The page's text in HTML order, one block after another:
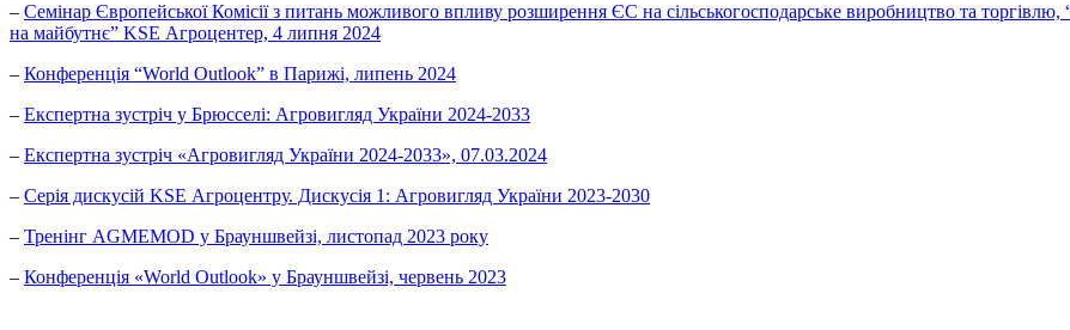
– Семінар Європейської Комісії з питань можливого впливу розширення ЄС на сільськогосподарське виробництво та
на майбутнє” KSE Агроцентер, 4 липня 2024
– Конференція “World Outlook” в Парижі, липень 2024
– Експертна зустріч у Брюсселі: Агровигляд України 2024-2033
– Експертна зустріч «Агровигляд України 2024-2033», 07.03.2024
– Серія дискусій KSE Агроцентру. Дискусія 1: Агровигляд України 2023-2030
– Тренінг AGMEMOD у Брауншвейзі, листопад 2023 року
– Конференція «World Outlook» у Брауншвейзі, червень 2023